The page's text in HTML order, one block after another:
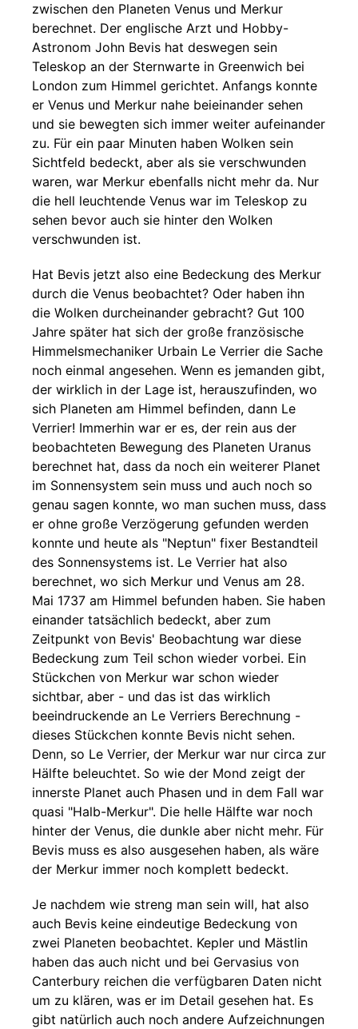
zwischen den Planeten Venus und Merkur
berechnet. Der englische Arzt und Hobby-
Astronom John Bevis hat deswegen sein
Teleskop an der Sternwarte in Greenwich bei
London zum Himmel gerichtet. Anfangs konnte
er Venus und Merkur nahe beieinander sehen
und sie bewegten sich immer weiter aufeinander
zu. Für ein paar Minuten haben Wolken sein
Sichtfeld bedeckt, aber als sie verschwunden
waren, war Merkur ebenfalls nicht mehr da. Nur
die hell leuchtende Venus war im Teleskop zu
sehen bevor auch sie hinter den Wolken
verschwunden ist.
Hat Bevis jetzt also eine Bedeckung des Merkur
durch die Venus beobachtet? Oder haben ihn
die Wolken durcheinander gebracht? Gut 100
Jahre später hat sich der große französische
Himmelsmechaniker Urbain Le Verrier die Sache
noch einmal angesehen. Wenn es jemanden gibt,
der wirklich in der Lage ist, herauszufinden, wo
sich Planeten am Himmel befinden, dann Le
Verrier! Immerhin war er es, der rein aus der
beobachteten Bewegung des Planeten Uranus
berechnet hat, dass da noch ein weiterer Planet
im Sonnensystem sein muss und auch noch so
genau sagen konnte, wo man suchen muss, dass
er ohne große Verzögerung gefunden werden
konnte und heute als "Neptun" fixer Bestandteil
des Sonnensystems ist. Le Verrier hat also
berechnet, wo sich Merkur und Venus am 28.
Mai 1737 am Himmel befunden haben. Sie haben
einander tatsächlich bedeckt, aber zum
Zeitpunkt von Bevis' Beobachtung war diese
Bedeckung zum Teil schon wieder vorbei. Ein
Stückchen von Merkur war schon wieder
sichtbar, aber - und das ist das wirklich
beeindruckende an Le Verriers Berechnung -
dieses Stückchen konnte Bevis nicht sehen.
Denn, so Le Verrier, der Merkur war nur circa zur
Hälfte beleuchtet. So wie der Mond zeigt der
innerste Planet auch Phasen und in dem Fall war
quasi "Halb-Merkur". Die helle Hälfte war noch
hinter der Venus, die dunkle aber nicht mehr. Für
Bevis muss es also ausgesehen haben, als wäre
der Merkur immer noch komplett bedeckt.
Je nachdem wie streng man sein will, hat also
auch Bevis keine eindeutige Bedeckung von
zwei Planeten beobachtet. Kepler und Mästlin
haben das auch nicht und bei Gervasius von
Canterbury reichen die verfügbaren Daten nicht
um zu klären, was er im Detail gesehen hat. Es
gibt natürlich auch noch andere Aufzeichnungen